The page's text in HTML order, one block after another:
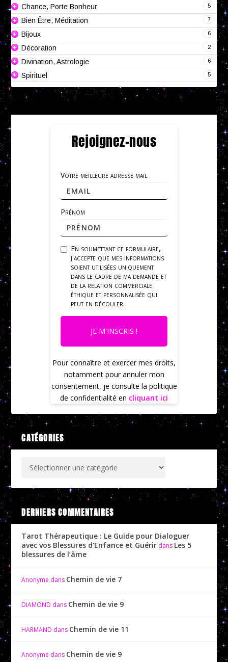
5
Chance, Porte Bonheur
7
Bien Être, Méditation
6
Bijoux
2
Décoration
6
Divination, Astrologie
5
Spirituel
Rejoignez-nous
Votre meilleure adresse mail
Prénom
En soumettant ce formulaire,
j'accepte que mes informations
soient utilisées uniquement
dans le cadre de ma demande et
de la relation commerciale
éthique et personnalisée qui
peut en découler.
JE M'INSCRIS !
Pour connaître et exercer mes droits,
notamment pour annuler mon
consentement, je consulte la politique
de confidentialité en cliquant ici
CATÉGORIES
DERNIERS COMMENTAIRES
Tarot Thérapeutique : Le Guide pour Dialoguer
avec vos Blessures d'Enfance et Guérir dans Les 5
blessures de l’âme
Anonyme dans Chemin de vie 7
DIAMOND dans Chemin de vie 9
HARMAND dans Chemin de vie 11
Anonyme dans Chemin de vie 9